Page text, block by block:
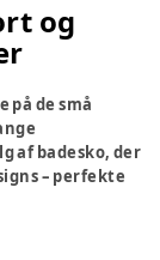
og
på de små
af badesko, der
– perfekte